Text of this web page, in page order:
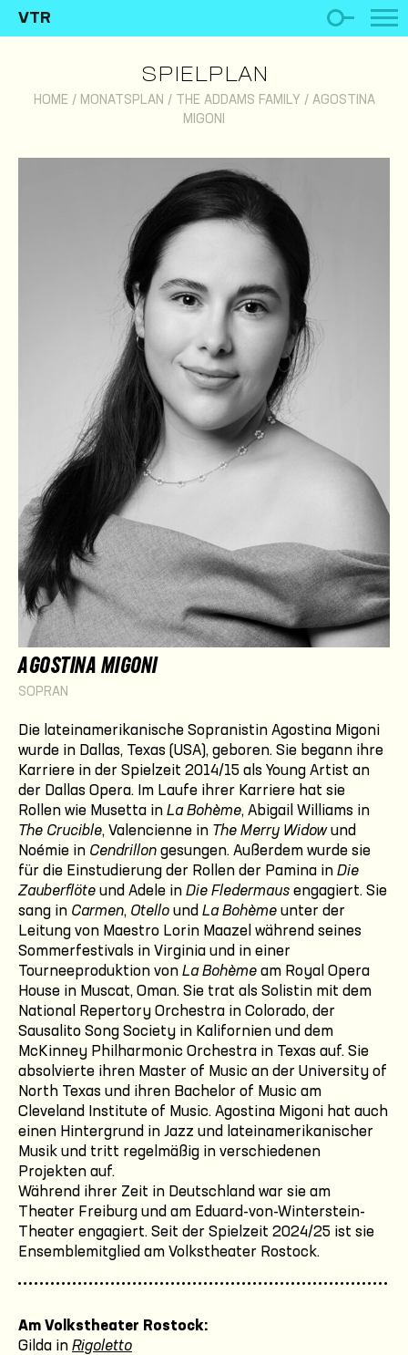
VTR
SPIELPLAN
HOME / MONATSPLAN / THE ADDAMS FAMILY / AGOSTINA
MIGONI
AGOSTINA MIGONI
SOPRAN
Die lateinamerikanische Sopranistin Agostina Migoni
wurde in Dallas, Texas (USA), geboren. Sie begann ihre
Karriere in der Spielzeit 2014/15 als Young Artist an
der Dallas Opera. Im Laufe ihrer Karriere hat sie
Rollen wie Musetta in La Bohème, Abigail Williams in
The Crucible, Valencienne in The Merry Widowund
Noémie in Cendrillon gesungen. Außerdem wurde sie
für die Einstudierung der Rollen der Pamina in Die
Zauberflöte und Adele in Die Fledermaus engagiert. Sie
sang in Carmen, Otello und La Bohème unter der
Leitung von Maestro Lorin Maazel während seines
Sommerfestivals in Virginia und in einer
Tourneeproduktion von La Bohème am Royal Opera
House in Muscat, Oman. Sie trat als Solistin mit dem
National Repertory Orchestra in Colorado, der
Sausalito Song Society in Kalifornien und dem
McKinney Philharmonic Orchestra in Texas auf. Sie
absolvierte ihren Master of Music an der University of
North Texas und ihren Bachelor of Music am
Cleveland Institute of Music. Agostina Migoni hat auch
einen Hintergrund in Jazz und lateinamerikanischer
Musik und tritt regelmäßig in verschiedenen
Projekten auf.
Während ihrer Zeit in Deutschland war sie am
Theater Freiburg und am Eduard-von-Winterstein-
Theater engagiert. Seit der Spielzeit 2024/25 ist sie
Ensemblemitglied am Volkstheater Rostock.
Am Volkstheater Rostock:
Gilda in Rigoletto